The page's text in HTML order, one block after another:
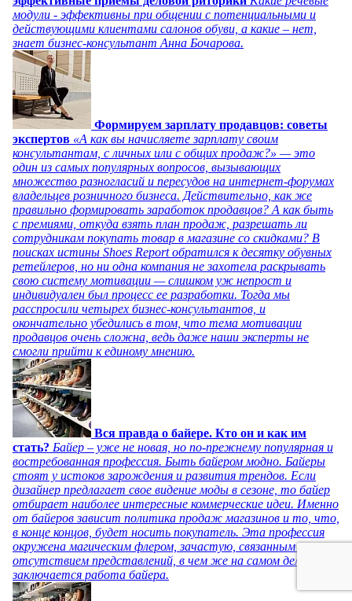
модули - эффективны при общении с потенциальными и
действующими клиентами салонов обуви, а какие – нет,
знает бизнес-консультант Анна Бочарова.
Формируем зарплату продавцов: советы
экспертов «А как вы начисляете зарплату своим
консультантам, с личных или с общих продаж?» — это
один из самых популярных вопросов, вызывающих
множество разногласий и пересудов на интернет-форумах
владельцев розничного бизнеса. Действительно, как же
правильно формировать заработок продавцов? А как быть
с премиями, откуда взять план продаж, разрешать ли
сотрудникам покупать товар в магазине со скидками? В
поисках истины Shoes Report обратился к десятку обувных
ретейлеров, но ни одна компания не захотела раскрывать
свою систему мотивации — слишком уж непрост и
индивидуален был процесс ее разработки. Тогда мы
расспросили четырех бизнес-консультантов, и
окончательно убедились в том, что тема мотивации
продавцов очень сложна, ведь даже наши эксперты не
смогли прийти к единому мнению.
Вся правда о байере. Кто он и как им
стать? Байер – уже не новая, но по-прежнему популярная и
востребованная профессия. Быть байером модно. Байеры
стоят у истоков зарождения и развития трендов. Если
дизайнер предлагает свое видение моды в сезоне, то байер
отбирает наиболее интересные коммерческие идеи. Именно
от байеров зависит политика продаж магазинов и то, что,
в конце концов, будет носить покупатель. Эта профессия
окружена магическим флером, зачастую, связанным с
отсутствием представлений, в чем же на самом деле
заключается работа байера.